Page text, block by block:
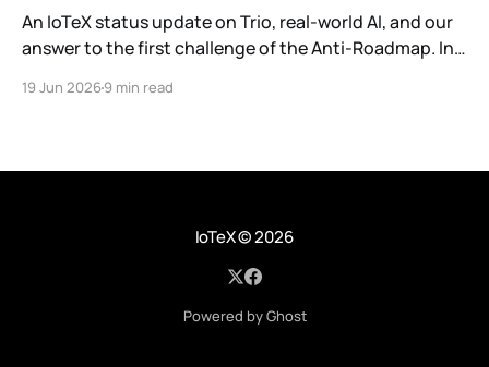
An IoTeX status update on Trio, real-world AI, and our
answer to the first challenge of the Anti-Roadmap. In
three challenges instead of a timeline. Challenge 1 was
19 Jun 20269 min read
IoTeX© 2026
Powered by Ghost